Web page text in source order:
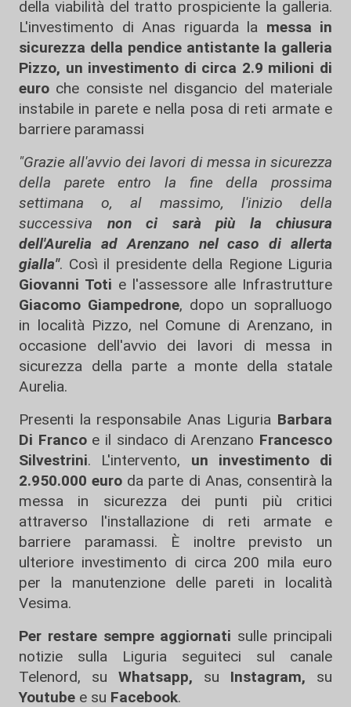
della viabilità del tratto prospiciente la galleria.
L'investimento di Anas riguarda la messa in
sicurezza della pendice antistante la galleria
Pizzo, un investimento di circa 2.9 milioni di
euro che consiste nel disgancio del materiale
instabile in parete e nella posa di reti armate e
barriere paramassi
"Grazie all'avvio dei lavori di messa in sicurezza
della parete entro la fine della prossima
settimana o, al massimo, l'inizio della
successiva non ci sarà più la chiusura
dell'Aurelia ad Arenzano nel caso di allerta
gialla". Così il presidente della Regione Liguria
Giovanni Toti e l'assessore alle Infrastrutture
Giacomo Giampedrone, dopo un sopralluogo
in località Pizzo, nel Comune di Arenzano, in
occasione dell'avvio dei lavori di messa in
sicurezza della parte a monte della statale
Aurelia.
Presenti la responsabile Anas Liguria Barbara
Di Francoe il sindaco di Arenzano Francesco
Silvestrini. L'intervento, un investimento di
2.950.000 euro da parte di Anas, consentirà la
messa in sicurezza dei punti più critici
attraverso l'installazione di reti armate e
barriere paramassi. È inoltre previsto un
ulteriore investimento di circa 200 mila euro
per la manutenzione delle pareti in località
Vesima.
Per restare sempre aggiornati sulle principali
notizie sulla Liguria seguiteci sul canale
Telenord, su
Whatsapp, su Instagram, su
Youtube e su Facebook.